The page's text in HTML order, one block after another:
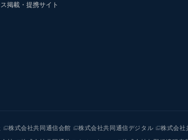
掲載・提携サイト
株式会社共同通信会館 株式会社共同通信デジタル 株式会社